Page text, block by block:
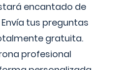
encantado de
tus preguntas
gratuita.
profesional